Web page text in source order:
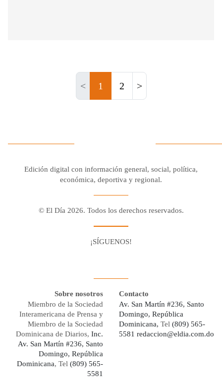
< 1 2 >
Edición digital con información general, social, política,
económica, deportiva y regional.
© El Día 2026. Todos los derechos reservados.
¡SÍGUENOS!
Sobre nosotros
Miembro de la Sociedad
Interamericana de Prensa y
Miembro de la Sociedad
Dominicana de Diarios, Inc.
Av. San Martín #236, Santo
Domingo, República
Dominicana, Tel (809) 565-
5581
Contacto
Av. San Martín #236, Santo
Domingo, República
Dominicana, Tel (809) 565-
5581 redaccion@eldia.com.do